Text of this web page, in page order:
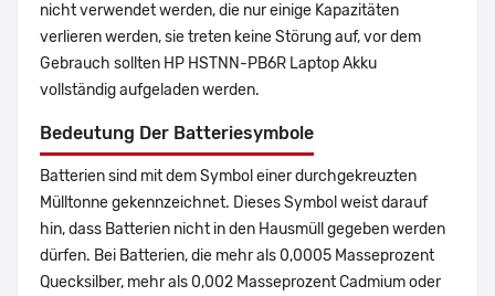
nicht verwendet werden, die nur einige Kapazitäten
verlieren werden, sie treten keine Störung auf, vor dem
Gebrauch sollten HP HSTNN-PB6R Laptop Akku
vollständig aufgeladen werden.
Bedeutung Der Batteriesymbole
Batterien sind mit dem Symbol einer durchgekreuzten
Mülltonne gekennzeichnet. Dieses Symbol weist darauf
hin, dass Batterien nicht in den Hausmüll gegeben werden
dürfen. Bei Batterien, die mehr als 0,0005 Masseprozent
Quecksilber, mehr als 0,002 Masseprozent Cadmium oder